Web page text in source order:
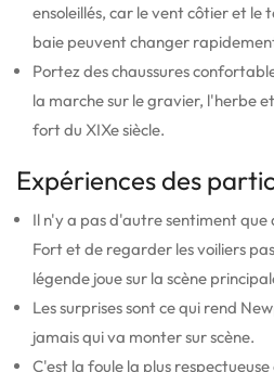
ensoleillés, car le vent côtier et le
baie peuvent changer
Portez des chaussures
la marche sur le gravier, l'herbe
fort du XIXe siècle.
Expériences des
Il n'y a pas d'autre sentiment que
Fort et de regarder les voiliers
légende joue sur la scène
Les surprises sont ce qui rend
jamais qui va monter sur scène.
C'est la foule la plus